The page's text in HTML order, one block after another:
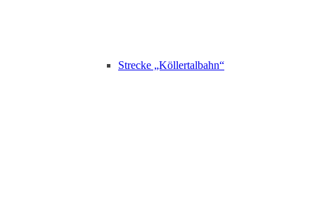
Strecke „Köllertalbahn“